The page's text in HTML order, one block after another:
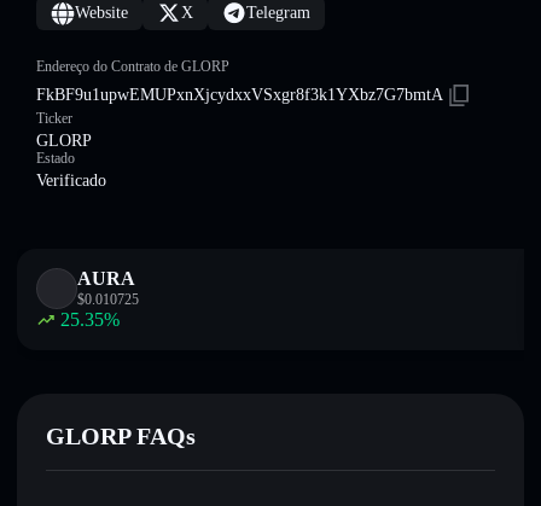
Website X Telegram
Endereço do Contrato de GLORP
FkBF9u1upwEMUPxnXjcydxxVSxgr8f3k1YXbz7G7bmtA
Ticker
GLORP
Estado
Verificado
AURA
$0.010725
25.35%
GLORP FAQs